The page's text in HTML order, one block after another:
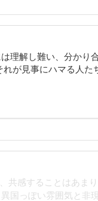
理解し難い、分かり
が見事にハマる人た
共感することはあま
国っぽい雰囲気と非